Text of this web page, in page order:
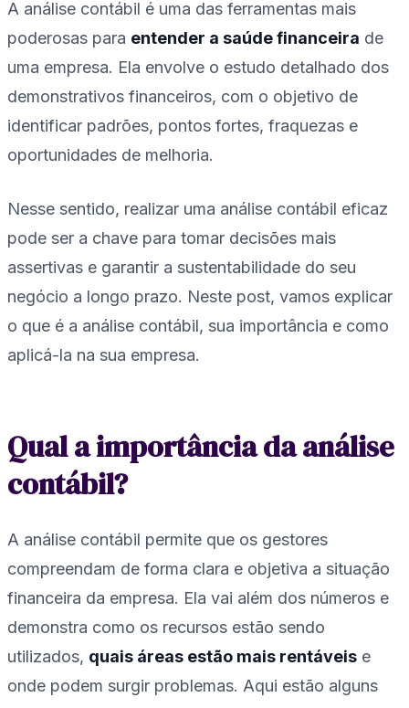
A análise contábil é uma das ferramentas mais
poderosas para entender a saúde financeira de
uma empresa. Ela envolve o estudo detalhado dos
demonstrativos financeiros, com o objetivo de
identificar padrões, pontos fortes, fraquezas e
oportunidades de melhoria.
Nesse sentido, realizar uma análise contábil eficaz
pode ser a chave para tomar decisões mais
assertivas e garantir a sustentabilidade do seu
negócio a longo prazo. Neste post, vamos explicar
o que é a análise contábil, sua importância e como
aplicá-la na sua empresa.
Qual a importância da análise
contábil?
A análise contábil permite que os gestores
compreendam de forma clara e objetiva a situação
financeira da empresa. Ela vai além dos números e
demonstra como os recursos estão sendo
utilizados, quais áreas estão mais rentáveis e
onde podem surgir problemas. Aqui estão alguns